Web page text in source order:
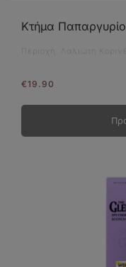
Κτήμα
Περιοχή Λαλιώτη
€19.90